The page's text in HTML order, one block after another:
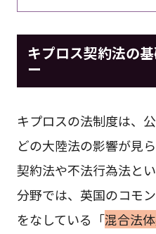
キプロス契約法の
ー
キプロスの法制度は、
どの大陸法の影響が見
契約法や不法行為法と
分野では、英国のコモ
をなしている「混合法